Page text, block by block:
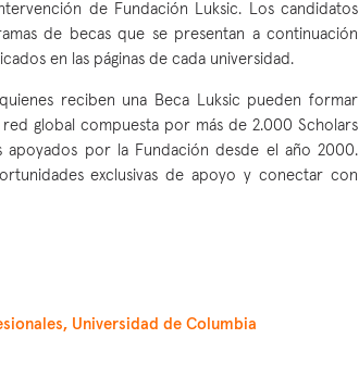
de Fundación Luksic. Los candidatos
de becas que se presentan a continuación
en las páginas de cada universidad.
reciben una Beca Luksic pueden formar
global compuesta por más de 2.000 Scholars
por la Fundación desde el año 2000.
exclusivas de apoyo y conectar con
Universidad de Columbia